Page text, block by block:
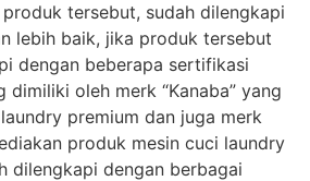
tersebut, sudah dilengkapi
lebih baik, jika produk tersebut
dengan beberapa sertifikasi
dimiliki oleh merk “Kanaba” yang
premium dan juga merk
produk mesin cuci laundry
dilengkapi dengan berbagai